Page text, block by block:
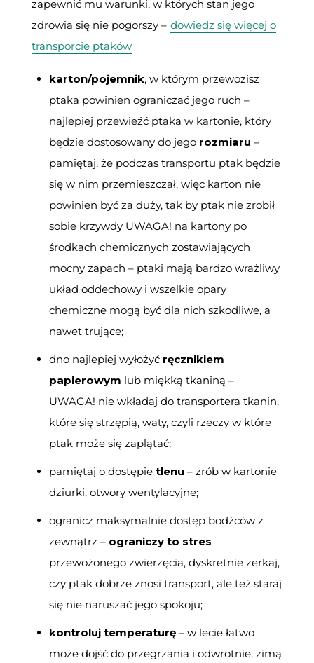
zapewnić mu warunki, w których stan jego
zdrowia się nie pogorszy – dowiedz się więcej o
transporcie ptaków
karton/pojemnik, w którym przewozisz
ptaka powinien ograniczać jego ruch –
najlepiej przewieźć ptaka w kartonie, który
będzie dostosowany do jego rozmiaru –
pamiętaj, że podczas transportu ptak będzie
się w nim przemieszczał, więc karton nie
powinien być za duży, tak by ptak nie zrobił
sobie krzywdy UWAGA! na kartony po
środkach chemicznych zostawiających
mocny zapach – ptaki mają bardzo wrażliwy
układ oddechowy i wszelkie opary
chemiczne mogą być dla nich szkodliwe, a
nawet trujące;
dno najlepiej wyłożyć ręcznikiem
papierowym lub miękką tkaniną –
UWAGA! nie wkładaj do transportera tkanin,
które się strzępią, waty, czyli rzeczy w które
ptak może się zaplątać;
pamiętaj o dostępie tlenu – zrób w kartonie
dziurki, otwory wentylacyjne;
ogranicz maksymalnie dostęp bodźców z
zewnątrz – ograniczy to stres
przewożonego zwierzęcia, dyskretnie zerkaj,
czy ptak dobrze znosi transport, ale też staraj
się nie naruszać jego spokoju;
kontroluj temperaturę– w lecie łatwo
może dojść do przegrzania i odwrotnie, zimą